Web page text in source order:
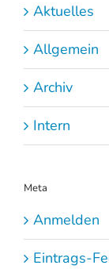
Aktuelles
Allgemein
Archiv
Intern
Meta
Anmelden
Eintrags-